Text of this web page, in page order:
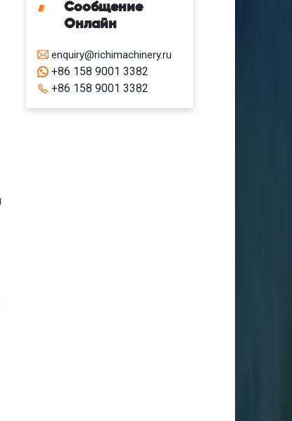
Сообщение
Онлайн
enquiry@richimachinery.ru
+86 158 9001 3382
+86 158 9001 3382